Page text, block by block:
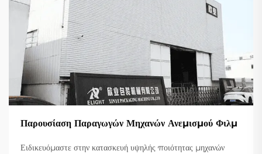
Παρουσίαση Παραγωγών Μηχανών Ανεμισμού Φιλμ
Ειδικευόμαστε στην κατασκευή υψηλής ποιότητας μηχανών